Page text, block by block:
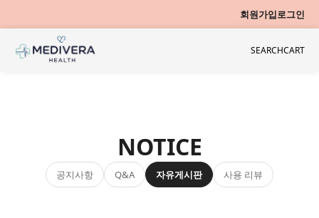
회원가입로그인
SEARCHCART
NOTICE
공지사항 Q&A 자유게시판 사용 리뷰